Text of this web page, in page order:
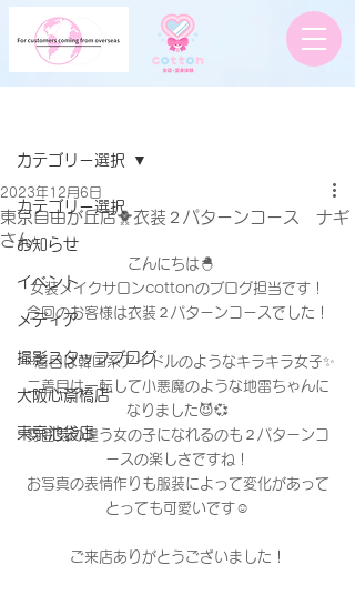
カテゴリー選択
お知らせ
イベント
メディア
撮影スタッフブログ
大阪心斎橋店
東京池袋店
カテゴリー選択
東京自由が丘店🐥衣装２パターンコース ナギ
さん
2023年12月6日
こんにちは🐣
女装メイクサロンcottonのブログ担当です！
今回のお客様は衣装２パターンコースでした！
一着目は韓国系アイドルのようなキラキラ女子✨
二着目は一転して小悪魔のような地雷ちゃんに
なりました😈💞
雰囲気の違う女の子になれるのも２パターンコ
ースの楽しさですね！
お写真の表情作りも服装によって変化があって
とっても可愛いです☺️
ご来店ありがとうございました！